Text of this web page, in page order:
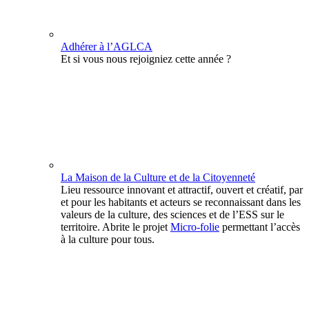
Adhérer à l’AGLCA
Et si vous nous rejoigniez cette année ?
La Maison de la Culture et de la Citoyenneté
Lieu ressource innovant et attractif, ouvert et créatif, par
et pour les habitants et acteurs se reconnaissant dans les
valeurs de la culture, des sciences et de l’ESS sur le
territoire. Abrite le projet Micro-folie permettant l’accès
à la culture pour tous.